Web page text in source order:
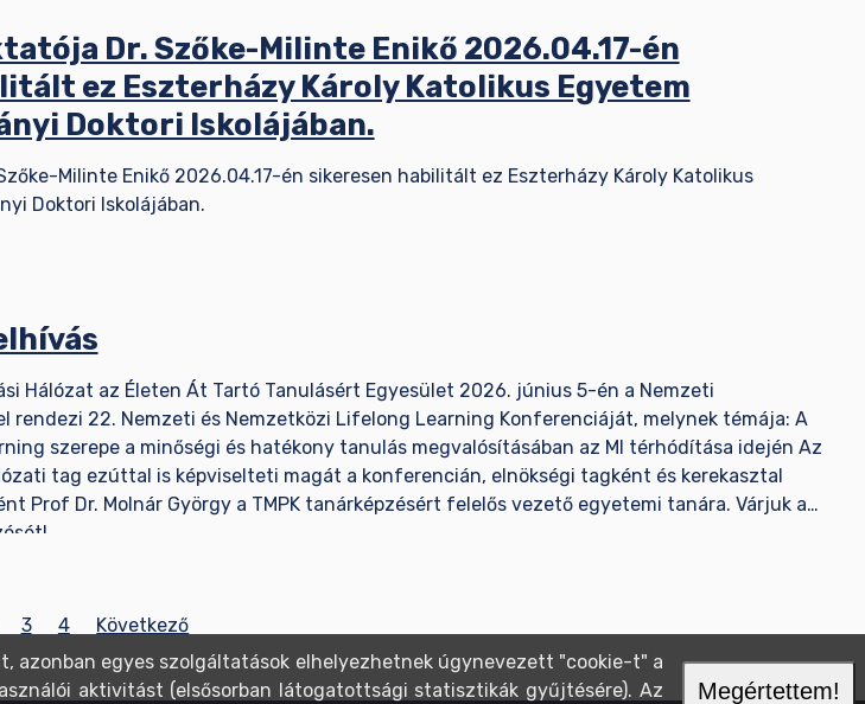
Dr. Szőke-Milinte Enikő 2026.04.17-én
ez Eszterházy Károly Katolikus Egyetem
Doktori Iskolájában.
Milinte Enikő 2026.04.17-én sikeresen habilitált ez Eszterházy Károly Katolikus
Doktori Iskolájában.
Hálózat az Életen Át Tartó Tanulásért Egyesület 2026. június 5-én a Nemzeti
rendezi 22. Nemzeti és Nemzetközi Lifelong Learning Konferenciáját, melynek témája: A
szerepe a minőségi és hatékony tanulás megvalósításában az MI térhódítása idején Az
tag ezúttal is képviselteti magát a konferencián, elnökségi tagként és kerekasztal
Prof Dr. Molnár György a TMPK tanárképzésért felelős vezető egyetemi tanára. Várjuk a
3 4
Következő
azonban egyes szolgáltatások elhelyezhetnek úgynevezett "cookie-t" a
aktivitást (elsősorban látogatottsági statisztikák gyűjtésére). Az
Megértettem!